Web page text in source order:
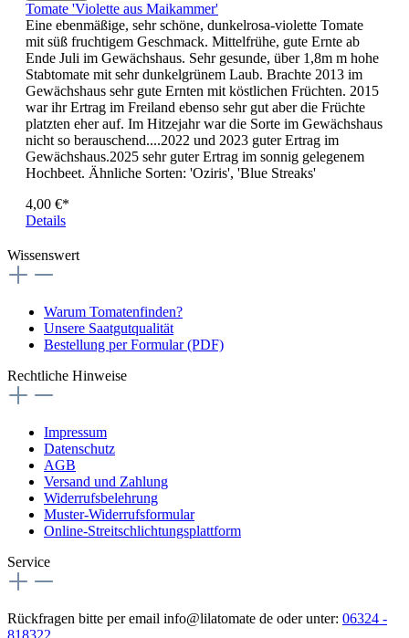
Tomate 'Violette aus Maikammer'
Eine ebenmäßige, sehr schöne, dunkelrosa-violette Tomate
mit süß fruchtigem Geschmack. Mit­tel­frühe, gute Ernte ab
Ende Juli im Gewächshaus. Sehr gesunde, über 1,8m m hohe
Stabtomate mit sehr dunkelgrünem Laub. Brachte 2013 im
Gewächshaus sehr gute Ernten mit köstlichen Früchten. 2015
war ihr Ertrag im Freiland ebenso sehr gut aber die Früchte
platzten eher auf. Im Hitzejahr war die Sorte im Gewächshaus
nicht so berauschend....2022 und 2023 guter Ertrag im
Gewächshaus.2025 sehr guter Ertrag im sonnig gelegenem
Hochbeet. Ähnliche Sorten: 'Oziris', 'Blue Streaks'
4,00 €*
Details
Wissenswert
Warum Tomatenfinden?
Unsere Saatgutqualität
Bestellung per Formular (PDF)
Rechtliche Hinweise
Impressum
Datenschutz
AGB
Versand und Zahlung
Widerrufsbelehrung
Muster-Widerrufsformular
Online-Streitschlichtungsplattform
Service
Rückfragen bitte per email info@lilatomate de oder unter: 06324 -
818322